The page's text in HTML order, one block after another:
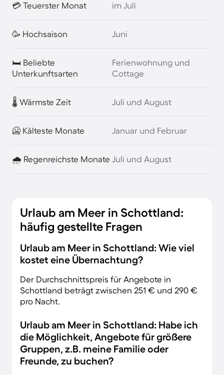
💳 Teuerster Monat im Juli
🥳 Hochsaison Juni
🛏️ Beliebte
Unterkunftsarten
Ferienwohnung und
Cottage
🌡️ Wärmste Zeit Juli und August
🥶 Kälteste Monate Januar und Februar
🌧️ Regenreichste Monate Juli und August
Urlaub am Meer in Schottland:
häufig gestellte Fragen
Urlaub am Meer in Schottland: Wie viel
kostet eine Übernachtung?
Der Durchschnittspreis für Angebote in
Schottland beträgt zwischen 251 € und 290 €
pro Nacht.
Urlaub am Meer in Schottland: Habe ich
die Möglichkeit, Angebote für größere
Gruppen, z.B. meine Familie oder
Freunde, zu buchen?